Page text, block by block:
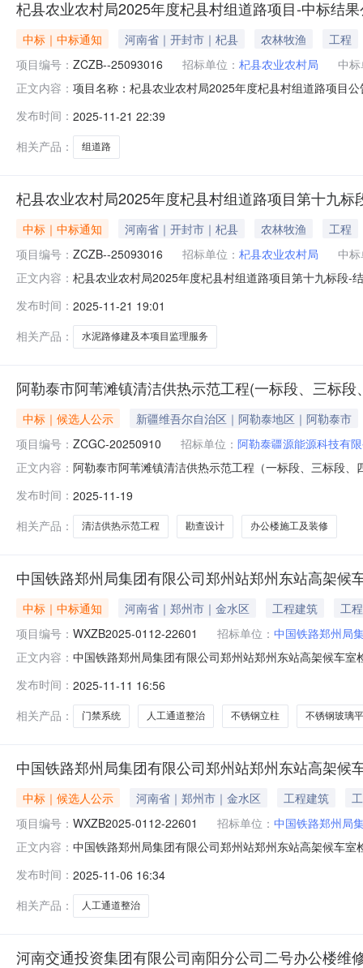
杞县农业农村局2025年度杞县村组道路项目-中标结
中标｜中标通知 河南省｜开封市｜杞县 农林牧渔
工程
项目编号： ZCZB--25093016 招标单位： 杞县农业农村局
中
正文内容： 项目名称：杞县农业农村局2025年度杞县村组道路项目
发布时间： 2025-11-21 22:39
相关产品：
组道路
杞县农业农村局2025年度杞县村组道路项目第十九标
中标｜中标通知 河南省｜开封市｜杞县 农林牧渔
工程
项目编号： ZCZB--25093016 招标单位： 杞县农业农村局
中
正文内容： 杞县农业农村局2025年度杞县村组道路项目第十九标段-
则、方法和程序，于2025年11月21在杞县公共资源交易
-250930161
发布时间： 2025-11-21 19:01
相关产品：
水泥路修建及本项目监理服务
阿勒泰市阿苇滩镇清洁供热示范工程(一标段、三标
中标｜候选人公示
新疆维吾尔自治区｜阿勒泰地区｜阿勒泰市
项目编号： ZCGC-20250910 招标单位： 阿勒泰疆源能源科技有
正文内容： 阿勒泰市阿苇滩镇清洁供热示范工程（一标段、三标段
共资源交易平台5楼评标室2.评标结果：第一标段：勘查
公
发布时间： 2025-11-19
相关产品：
清洁供热示范工程 勘查设计 办公楼施工及装修
中国铁路郑州局集团有限公司郑州站郑州东站高架候
中标｜中标通知 河南省｜郑州市｜金水区 工程建筑
工程
项目编号： WXZB2025-0112-22601 招标单位： 中国铁路郑州局
正文内容： 中国铁路郑州局集团有限公司郑州站郑州东站高架候车
号1.1项目名称：中国铁路郑州局集团有限公司郑州站郑
国铁路郑州局集团有限
发布时间： 2025-11-11 16:56
相关产品：
门禁系统 人工通道整治 不锈钢立柱 不锈钢玻璃
中国铁路郑州局集团有限公司郑州站郑州东站高架候
中标｜候选人公示 河南省｜郑州市｜金水区 工程建筑
项目编号： WXZB2025-0112-22601 招标单位： 中国铁路郑州局
正文内容： 中国铁路郑州局集团有限公司郑州站郑州东站高架候车
目编号1.1项目名称：中国铁路郑州局集团有限公司郑州
称：中国铁路郑州局集团
发布时间： 2025-11-06 16:34
相关产品：
人工通道整治
河南交通投资集团有限公司南阳分公司二号办公楼维